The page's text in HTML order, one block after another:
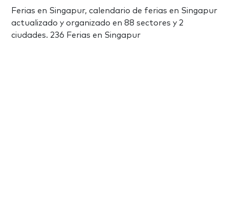
Ferias en Singapur, calendario de ferias en Singapur
actualizado y organizado en 88 sectores y 2
ciudades. 236 Ferias en Singapur